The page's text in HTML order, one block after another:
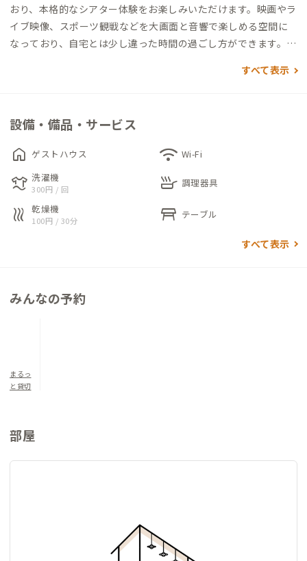
おり、本格的なシアター体験をお楽しみいただけます。映画やラ
イブ映像、スポーツ観戦などを大画面と音響で楽しめる空間に
なっており、自宅とは少し違った時間の過ごし方ができます。
秋田駅からバスで約10分、4階建てマンションをリノベーション
賞やライブ鑑賞、スポーツ観戦など、思い思いの時間をお過ごし
いただけます。
室内には高速光回線を導入しており、リモートワークやウェブ会
議にも快適にご利用いただけます。建物1階にはカフェ、4階に
はコワーキングスペース（ご滞在中は無料でご利用可能）が併
然な出会いを楽しんだり、より仕事に適した環境で作業したり
カフェでは、スペシャルティコーヒーのほか、秋田の食材と世
コワーキングスペースに併設されたシェアオフィスには、運営
すべて表示
設備・備品・サービス
home ゲストハウス wifi Wi-Fi
laundry 洗濯機
300円 / 回 skillet 調理器具
heat 乾燥機
100円 / 30分 table_restaurant テーブル
すべて表示
みんなの予約
まるっ
と貸切
部屋